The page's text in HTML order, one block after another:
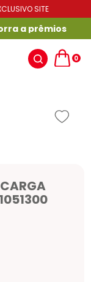
SITE
a prêmios
0